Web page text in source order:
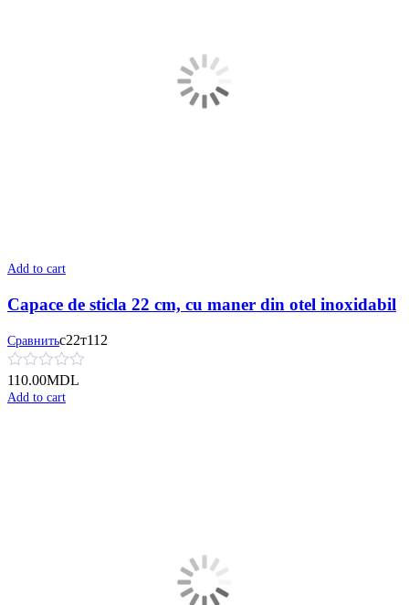
Add to cart
Capace de sticla 22 cm, cu maner din otel inoxidabil
Сравнитьс22т112
110.00MDL
Add to cart